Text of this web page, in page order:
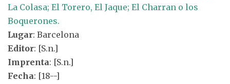
La Colasa; El Torero, El Jaque; El Charran o los
Boquerones.
Lugar: Barcelona
Editor: [S.n.]
Imprenta: [S.n.]
Fecha: [18--]